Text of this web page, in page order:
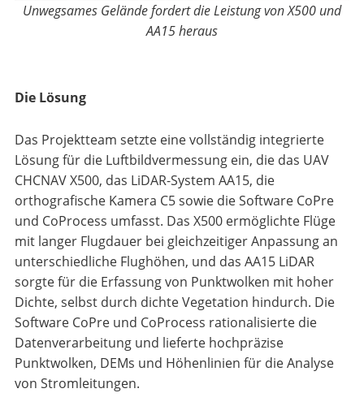
Unwegsames Gelände fordert die Leistung von X500 und
AA15 heraus
Die Lösung
Das Projektteam setzte eine vollständig integrierte
Lösung für die Luftbildvermessung ein, die das UAV
CHCNAV X500, das LiDAR-System AA15, die
orthografische Kamera C5 sowie die Software CoPre
und CoProcess umfasst. Das X500 ermöglichte Flüge
mit langer Flugdauer bei gleichzeitiger Anpassung an
unterschiedliche Flughöhen, und das AA15 LiDAR
sorgte für die Erfassung von Punktwolken mit hoher
Dichte, selbst durch dichte Vegetation hindurch. Die
Software CoPre und CoProcess rationalisierte die
Datenverarbeitung und lieferte hochpräzise
Punktwolken, DEMs und Höhenlinien für die Analyse
von Stromleitungen.